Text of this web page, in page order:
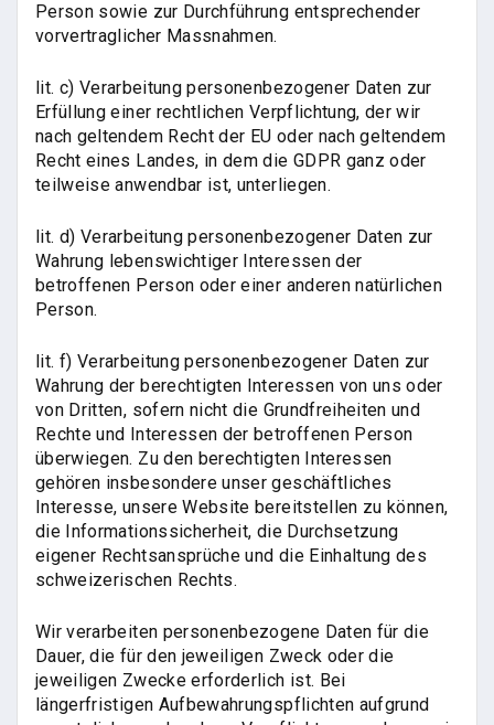
Person sowie zur Durchführung entsprechender
vorvertraglicher Massnahmen.
lit. c) Verarbeitung personenbezogener Daten zur
Erfüllung einer rechtlichen Verpflichtung, der wir
nach geltendem Recht der EU oder nach geltendem
Recht eines Landes, in dem die GDPR ganz oder
teilweise anwendbar ist, unterliegen.
lit. d) Verarbeitung personenbezogener Daten zur
Wahrung lebenswichtiger Interessen der
betroffenen Person oder einer anderen natürlichen
Person.
lit. f) Verarbeitung personenbezogener Daten zur
Wahrung der berechtigten Interessen von uns oder
von Dritten, sofern nicht die Grundfreiheiten und
Rechte und Interessen der betroffenen Person
überwiegen. Zu den berechtigten Interessen
gehören insbesondere unser geschäftliches
Interesse, unsere Website bereitstellen zu können,
die Informationssicherheit, die Durchsetzung
eigener Rechtsansprüche und die Einhaltung des
schweizerischen Rechts.
Wir verarbeiten personenbezogene Daten für die
Dauer, die für den jeweiligen Zweck oder die
jeweiligen Zwecke erforderlich ist. Bei
längerfristigen Aufbewahrungspflichten aufgrund